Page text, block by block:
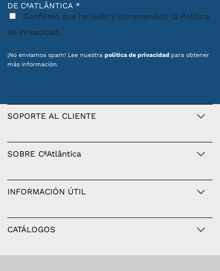
DE CªATLÂNTICA *
Confirmo que he leído y comprendido la Política
de Privacidad.
¡No enviamos spam! Lee nuestra política de privacidad para obtener
más información.
SOPORTE AL CLIENTE
SOBRE CªAtlântica
INFORMACIÓN ÚTIL
CATÁLOGOS